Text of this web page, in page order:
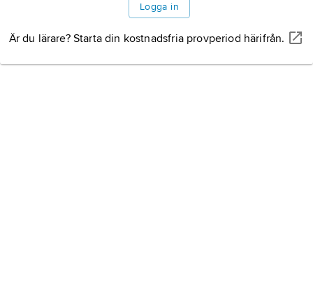
Logga in
Är du lärare? Starta din kostnadsfria provperiod härifrån.